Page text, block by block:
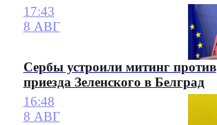
17:43
8 АВГ
Сербы устроили митинг против
приезда Зеленского в Белград
16:48
8 АВГ